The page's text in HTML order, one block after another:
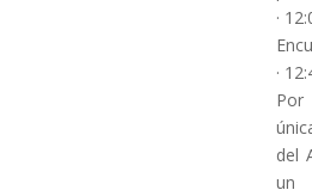
·
·
Por
del
un